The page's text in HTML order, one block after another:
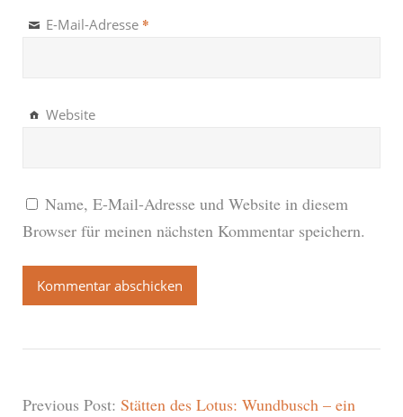
E-Mail-Adresse *
Website
Name, E-Mail-Adresse und Website in diesem
Browser für meinen nächsten Kommentar speichern.
Previous Post: Stätten des Lotus: Wundbusch – ein